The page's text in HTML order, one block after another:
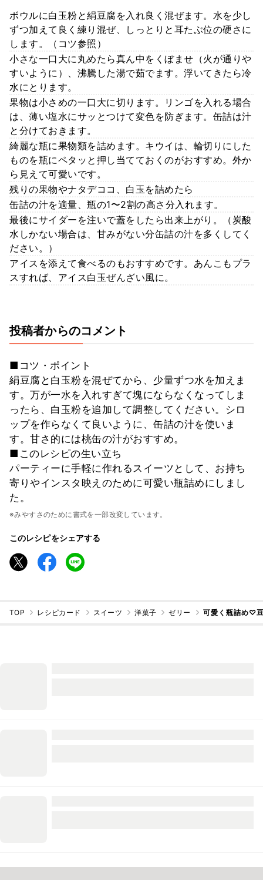
ボウルに白玉粉と絹豆腐を入れ良く混ぜます。水を少し
ずつ加えて良く練り混ぜ、しっとりと耳たぶ位の硬さに
します。（コツ参照）
小さな一口大に丸めたら真ん中をくぼませ（火が通りや
すいように）、沸騰した湯で茹でます。浮いてきたら冷
水にとります。
果物は小さめの一口大に切ります。リンゴを入れる場合
は、薄い塩水にサッとつけて変色を防ぎます。缶詰は汁
と分けておきます。
綺麗な瓶に果物類を詰めます。キウイは、輪切りにした
ものを瓶にペタッと押し当てておくのがおすすめ。外か
ら見えて可愛いです。
残りの果物やナタデココ、白玉を詰めたら
缶詰の汁を適量、瓶の1〜2割の高さ分入れます。
最後にサイダーを注いで蓋をしたら出来上がり。（炭酸
水しかない場合は、甘みがない分缶詰の汁を多くしてく
ださい。）
アイスを添えて食べるのもおすすめです。あんこもプラ
スすれば、アイス白玉ぜんざい風に。
投稿者からのコメント
■コツ・ポイント
絹豆腐と白玉粉を混ぜてから、少量ずつ水を加えま
す。万が一水を入れすぎて塊にならなくなってしま
ったら、白玉粉を追加して調整してください。シロ
ップを作らなくて良いように、缶詰の汁を使いま
す。甘さ的には桃缶の汁がおすすめ。
■このレシピの生い立ち
パーティーに手軽に作れるスイーツとして、お持ち
寄りやインスタ映えのために可愛い瓶詰めにしまし
た。
※みやすさのために書式を一部改変しています。
このレシピをシェアする
TOP レシピカード スイーツ 洋菓子 ゼリー 可愛く瓶詰め♡